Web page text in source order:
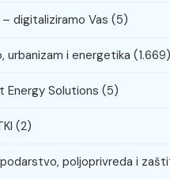
– digitaliziramo Vas (5)
urbanizam i energetika (1.669)
Energy Solutions (5)
(2)
poljoprivreda i